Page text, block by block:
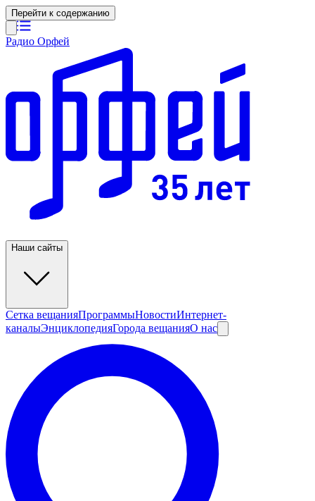
Перейти к содержанию
Радио Орфей
Наши сайты
Сетка вещанияПрограммыНовостиИнтернет-
каналыЭнциклопедияГорода вещанияО нас